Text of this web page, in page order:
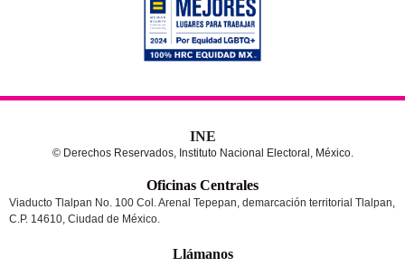
INE
© Derechos Reservados, Instituto Nacional Electoral, México.
Oficinas Centrales
Viaducto Tlalpan No. 100 Col. Arenal Tepepan, demarcación territorial Tlalpan,
C.P. 14610, Ciudad de México.
Llámanos